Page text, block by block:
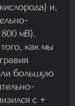
и,
мВ).
как мы
большую
с +